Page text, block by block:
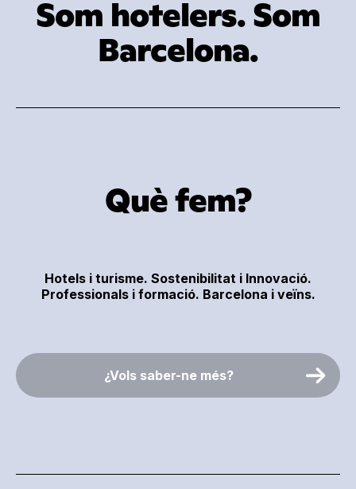
Som hotelers. Som
Barcelona.
Què fem?
Hotels i turisme. Sostenibilitat i Innovació.
Professionals i formació. Barcelona i veïns.
¿Vols saber-ne més?